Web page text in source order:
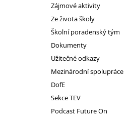
Zájmové aktivity
Ze života školy
Školní poradenský tým
Dokumenty
Užitečné odkazy
Mezinárodní spolupráce
DofE
Sekce TEV
Podcast Future On